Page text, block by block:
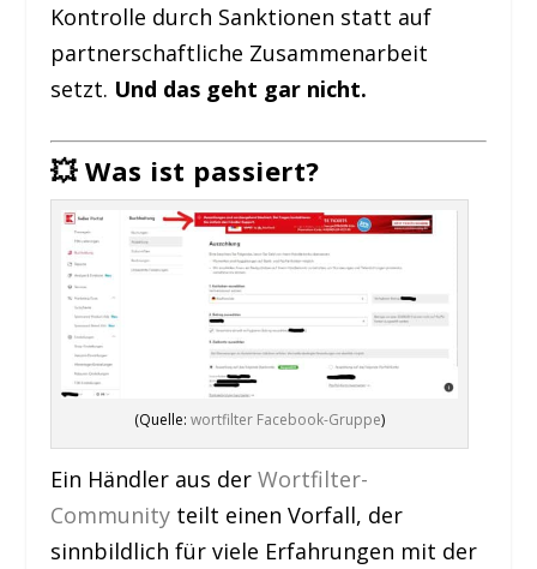
Kontrolle durch Sanktionen statt auf
partnerschaftliche Zusammenarbeit
setzt. Und das geht gar nicht.
💥 Was ist passiert?
(Quelle:wortfilter Facebook-Gruppe)
Ein Händler aus derWortfilter-
Community teilt einen Vorfall, der
sinnbildlich für viele Erfahrungen mit der